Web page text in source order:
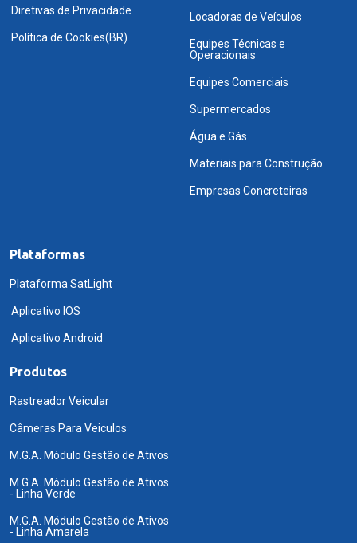
Diretivas de Privacidade
Política de Cookies(BR)
Locadoras de Veículos
Equipes Técnicas e
Operacionais
Equipes Comerciais
Supermercados
Água e Gás
Materiais para Construção
Empresas Concreteiras
Plataformas
Plataforma SatLight
Aplicativo IOS
Aplicativo Android
Produtos
Rastreador Veicular
Câmeras Para Veiculos
M.G.A. Módulo Gestão de Ativos
M.G.A. Módulo Gestão de Ativos
- Linha Verde
M.G.A. Módulo Gestão de Ativos
- Linha Amarela